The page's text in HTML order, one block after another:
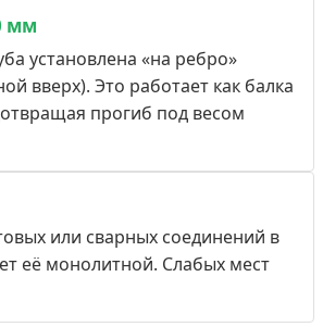
мм
установлена «на ребро»
вверх). Это работает как балка
прогиб под весом
или сварных соединений в
её монолитной. Слабых мест